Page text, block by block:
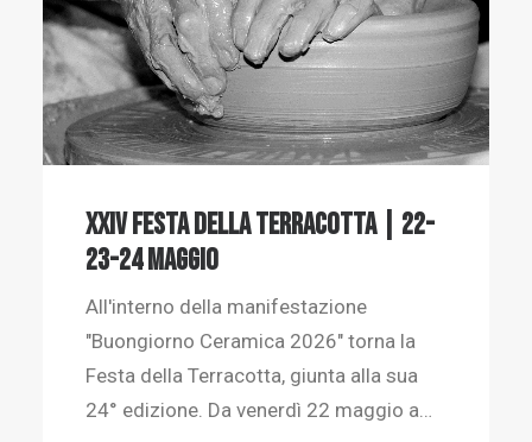
XXIV Festa della Terracotta | 22-
23-24 maggio
All'interno della manifestazione
"Buongiorno Ceramica 2026" torna la
Festa della Terracotta, giunta alla sua
24° edizione. Da venerdì 22 maggio a…